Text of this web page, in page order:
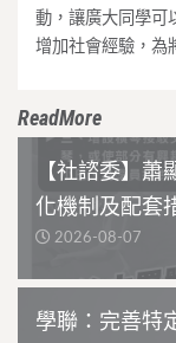
動，讓廣大同學可
增加社會經驗，為
ReadMore
【社諮委】
化機制及配套
2026-08-07
學聯：完善特